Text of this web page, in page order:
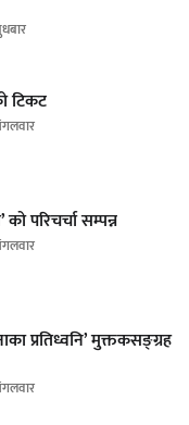
टिकट
परिचर्चा सम्पन्न
प्रतिध्वनि’ मुक्तकसङ्ग्रह